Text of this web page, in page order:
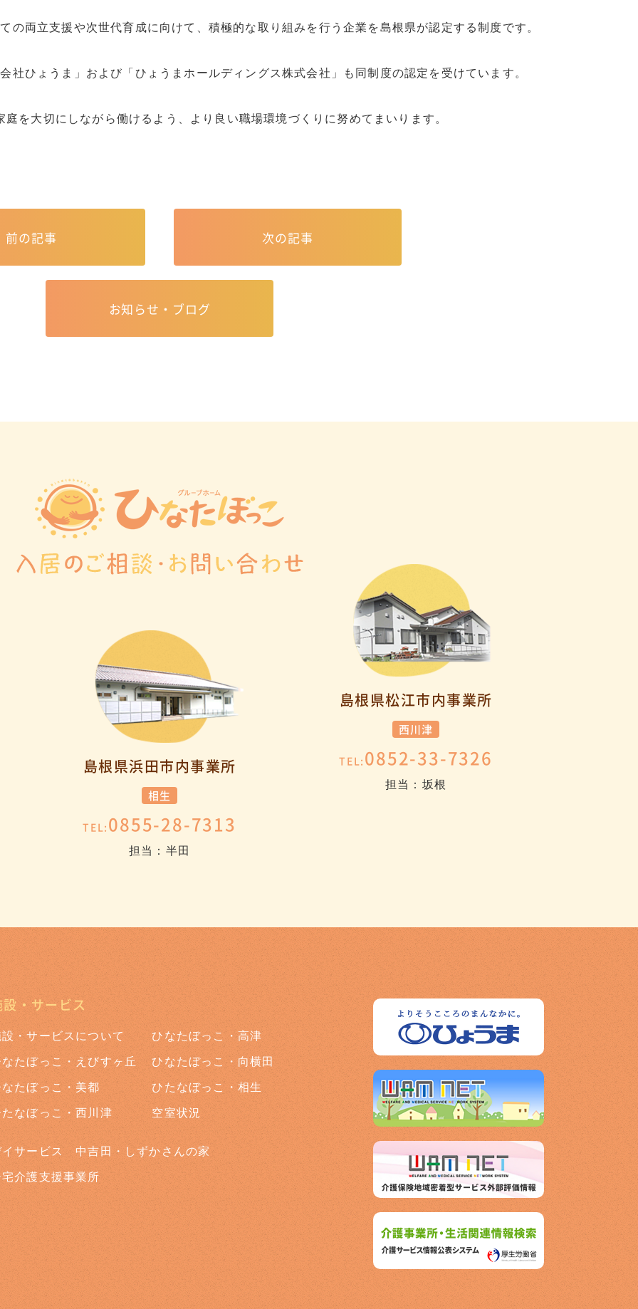
の両立支援や次世代育成に向けて、積極的な取り組みを行う企業を島根県が認定する制度です。
社ひょうま」および「ひょうまホールディングス株式会社」も同制度の認定を受けています。
を大切にしながら働けるよう、より良い職場環境づくりに努めてまいります。
前の記事 次の記事
お知らせ・ブログ
島根県浜田市内事業所
相生
TEL: 0855-28-7313
担当：半田
島根県松江市内事業所
西川津
TEL: 0852-33-7326
担当：坂根
・サービス
・サービスについて ひなたぼっこ・高津
たぼっこ・えびすヶ丘 ひなたぼっこ・向横田
なたぼっこ・美都 ひたなぼっこ・相生
たなぼっこ・西川津 空室状況
イサービス 中吉田・しずかさんの家
宅介護支援事業所